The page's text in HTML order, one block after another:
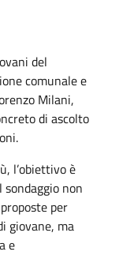
del
comunale e
Milani,
di ascolto
l’obiettivo è
non
per
giovane, ma
e